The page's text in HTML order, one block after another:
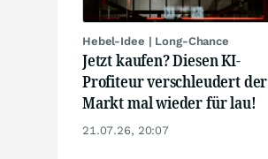
Hebel-Idee | Long-Chance
Jetzt kaufen? Diesen KI-
Profiteur verschleudert der
Markt mal wieder für lau!
21.07.26, 20:07